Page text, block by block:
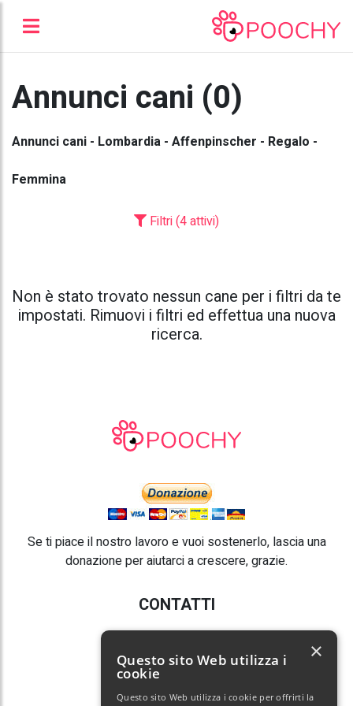
Annunci cani (0)
Annunci cani - Lombardia - Affenpinscher - Regalo -
Femmina
Filtri (4 attivi)
Non è stato trovato nessun cane per i filtri da te
impostati. Rimuovi i filtri ed effettua una nuova
ricerca.
Se ti piace il nostro lavoro e vuoi sostenerlo, lascia una
donazione per aiutarci a crescere, grazie.
CONTATTI
E-mail:info@poochy.it
Questo sito Web utilizza i
cookie
Questo sito Web utilizza i cookie per offrirti la
×